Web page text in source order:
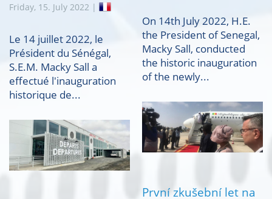
Friday, 15. July 2022 |
Le 14 juillet 2022, le
Président du Sénégal,
S.E.M. Macky Sall a
effectué l'inauguration
historique de...
On 14th July 2022, H.E.
the President of Senegal,
Macky Sall, conducted
the historic inauguration
of the newly...
První zkušební let na